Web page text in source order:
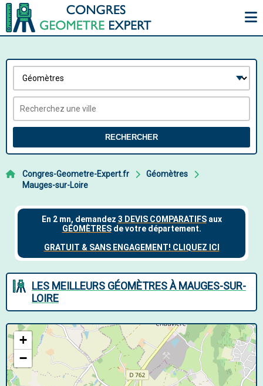
RECHERCHER
Congres-Geometre-Expert.fr
Géomètres
Mauges-sur-Loire
LES MEILLEURS GÉOMÈTRES À MAUGES-SUR-
LOIRE
+
−